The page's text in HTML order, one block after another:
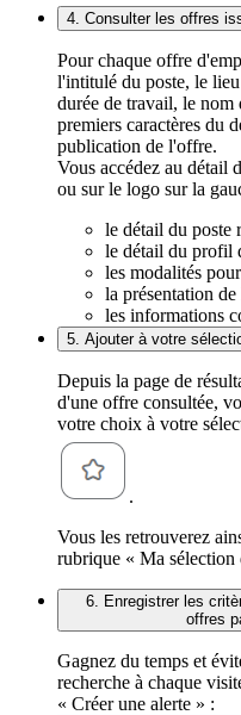
4. Consulter les offres
Pour chaque offre
l'intitulé du poste, le
durée de travail, le nom
premiers caractères du
publication de l'offre.
Vous accédez au détail
ou sur le logo sur la
le détail du poste
le détail du profil
les modalités
la présentation
les informations
5. Ajouter à votre
Depuis la page de
d'une offre consultée,
votre choix à votre
.
Vous les retrouverez
rubrique « Ma sélection
6. Enregistrer les
offres
Gagnez du temps et
recherche à chaque
« Créer une alerte » :